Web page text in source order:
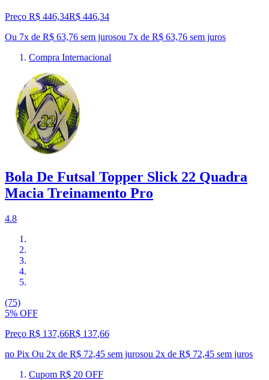
Preço R$ 446,34R$ 446,34
Ou 7x de R$ 63,76 sem jurosou 7x de R$ 63,76 sem juros
Compra Internacional
Bola De Futsal Topper Slick 22 Quadra
Macia Treinamento Pro
4.8
(75)
5% OFF
Preço R$ 137,66R$ 137,66
no Pix Ou 2x de R$ 72,45 sem jurosou 2x de R$ 72,45 sem juros
Cupom R$ 20 OFF